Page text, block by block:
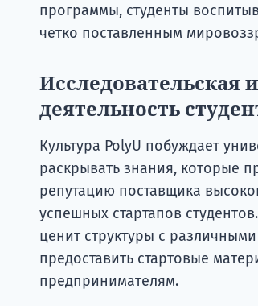
программы, студенты
четко поставленным
Исследовательская
деятельность
Культура PolyU побуждает
раскрывать знания, которые
репутацию поставщика
успешных стартапов
ценит структуры с
предоставить стартовые
предпринимателям.